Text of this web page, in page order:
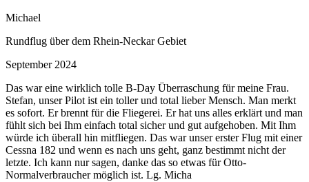
Michael
Rundflug über dem Rhein-Neckar Gebiet
September 2024
Das war eine wirklich tolle B-Day Überraschung für meine Frau.
Stefan, unser Pilot ist ein toller und total lieber Mensch. Man merkt
es sofort. Er brennt für die Fliegerei. Er hat uns alles erklärt und man
fühlt sich bei Ihm einfach total sicher und gut aufgehoben. Mit Ihm
würde ich überall hin mitfliegen. Das war unser erster Flug mit einer
Cessna 182 und wenn es nach uns geht, ganz bestimmt nicht der
letzte. Ich kann nur sagen, danke das so etwas für Otto-
Normalverbraucher möglich ist. Lg. Micha